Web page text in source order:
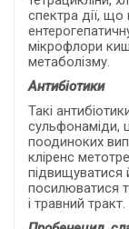
спектра дії,
мікрофлори
метаболізму.
Антибіотики
Такі
сульфонаміди,
поодиноких
кліренс
підвищуватися
посилюватися
і травний тракт.